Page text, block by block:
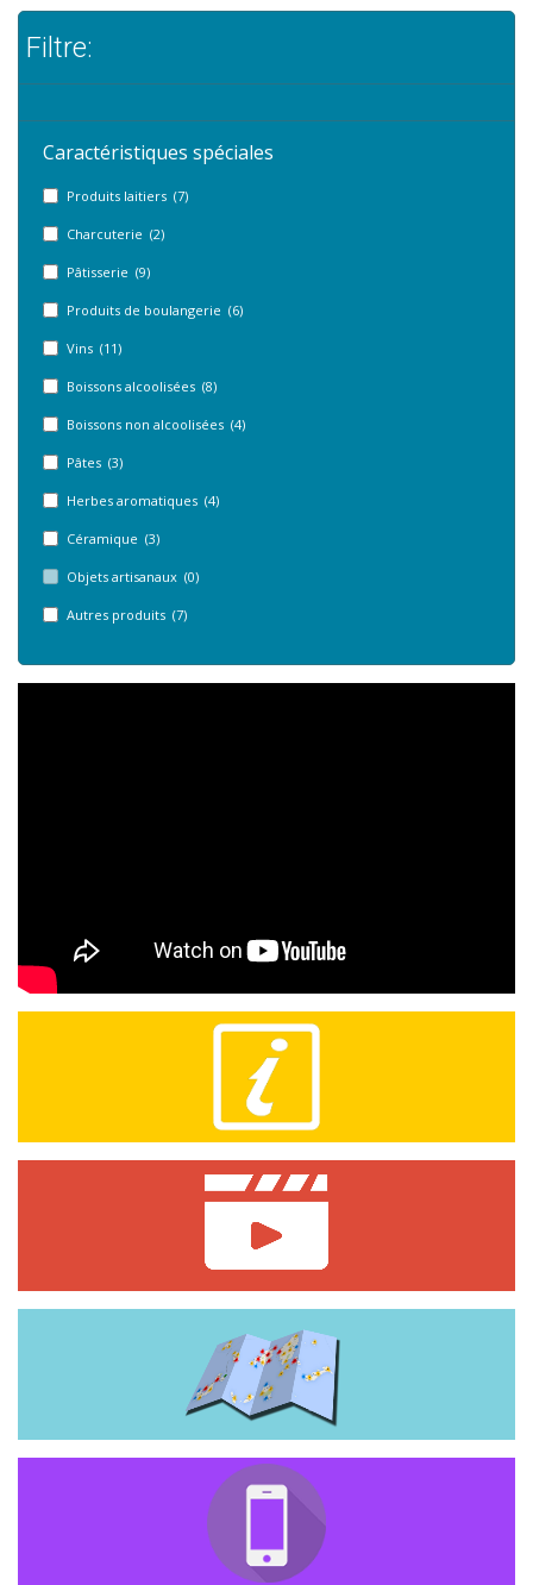
Filtre:
Caractéristiques spéciales
Produits laitiers (7)
Charcuterie (2)
Pâtisserie (9)
Produits de boulangerie (6)
Vins (11)
Boissons alcoolisées (8)
Boissons non alcoolisées (4)
Pâtes (3)
Herbes aromatiques (4)
Céramique (3)
Objets artisanaux (0)
Autres produits (7)